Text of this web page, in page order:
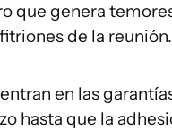
que genera
de la reunión.
en las
hasta que la